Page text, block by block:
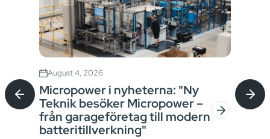
August 4, 2026
Micropower i nyheterna: "Ny
Teknik besöker Micropower –
från garageföretag till modern
batteritillverkning"